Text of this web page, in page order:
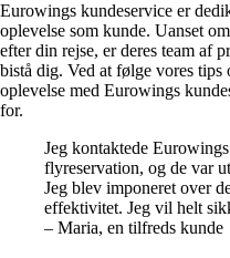
Eurowings kundeservice er
oplevelse som kunde. Uanset
efter din rejse, er deres team af
bistå dig. Ved at følge vores
oplevelse med Eurowings
for.
Jeg kontaktede
flyreservation, og de var
Jeg blev imponeret over
effektivitet. Jeg vil helt
– Maria, en tilfreds kunde